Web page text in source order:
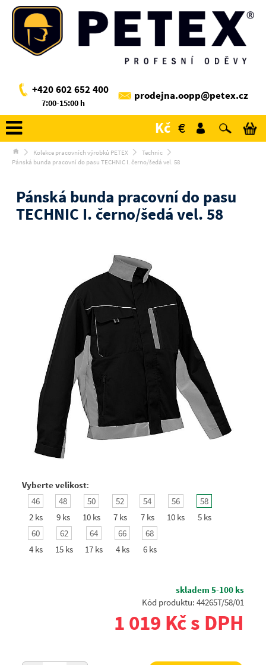
+420 602 652 400
7:00-15:00 h
prodejna.oopp@petex.cz
Kč €
Kolekce pracovních výrobků PETEX
Technic
Pánská bunda pracovní do pasu TECHNIC I. černo/šedá vel. 58
Pánská bunda pracovní do pasu
TECHNIC I. černo/šedá vel. 58
Vyberte velikost:
46
2 ks
48
9 ks
50
10 ks
52
7 ks
54
7 ks
56
10 ks
58
5 ks
60
4 ks
62
15 ks
64
17 ks
66
4 ks
68
6 ks
skladem 5-100 ks
Kód produktu: 44265T/58/01
1 019 Kč s DPH